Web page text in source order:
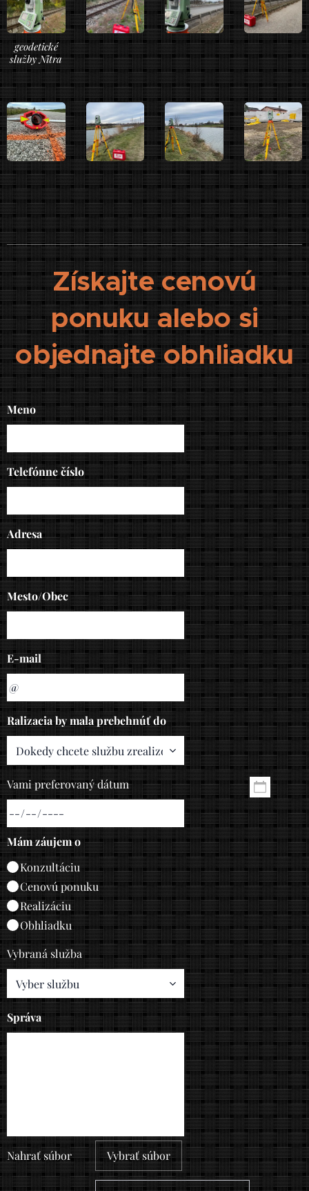
geodetické
služby Nitra
Získajte cenovú
ponuku alebo si
objednajte obhliadku
Meno
Telefónne číslo
Adresa
Mesto/Obec
E-mail
Ralizacia by mala prebehnúť do
Vami preferovaný dátum
Mám záujem o
Konzultáciu
Cenovú ponuku
Realizáciu
Obhliadku
Vybraná služba
Správa
Nahrať súbor Vybrať súbor